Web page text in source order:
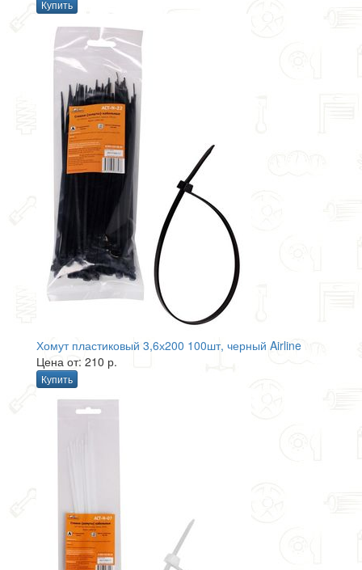
Купить
Хомут пластиковый 3,6х200 100шт, черный Airline
Цена от: 210 р.
Купить